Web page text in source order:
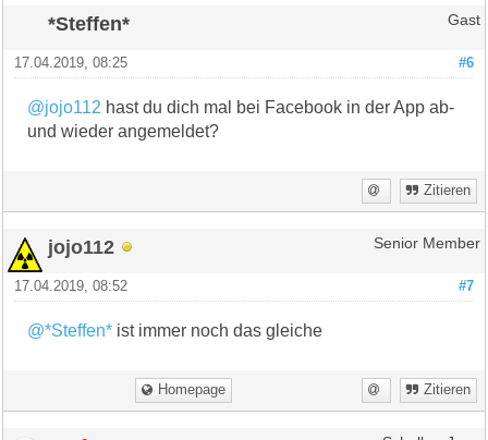
*Steffen* Gast
#6
17.04.2019, 08:25
@jojo112 hast du dich mal bei Facebook in der App ab-
und wieder angemeldet?
Zitieren
jojo112 Senior Member
#7
17.04.2019, 08:52
@*Steffen* ist immer noch das gleiche
Homepage Zitieren